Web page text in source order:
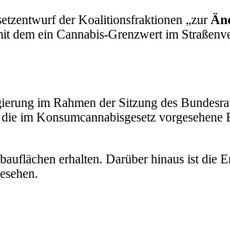
der Koalitionsfraktionen „zur
dem ein Cannabis-Grenzwert im
im Rahmen der Sitzung des
im Konsumcannabisgesetz
erhalten. Darüber hinaus ist die